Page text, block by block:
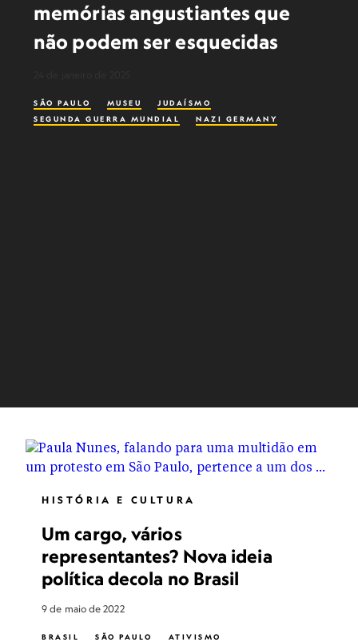
memórias angustiantes que
não podem ser esquecidas
SÃO PAULO MUSEU
JUDAÍSMO
SEGUNDA GUERRA MUNDIAL
NAZI GERMANY
HISTÓRIA E CULTURA
Um cargo, vários
representantes? Nova ideia
política decola no Brasil
9 de maio de 2022
BRASIL SÃO PAULO
ATIVISMO